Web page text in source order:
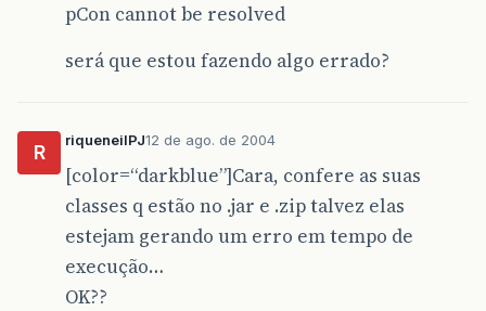
pCon cannot be resolved
será que estou fazendo algo errado?
R
riqueneilPJ12 de ago. de 2004
[color=“darkblue”]Cara, confere as suas
classes q estão no .jar e .zip talvez elas
estejam gerando um erro em tempo de
execução…
OK??